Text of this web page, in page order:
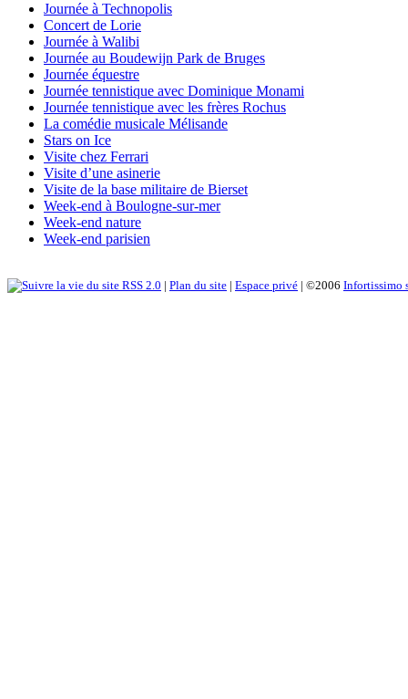
Journée à Technopolis
Concert de Lorie
Journée à Walibi
Journée au Boudewijn Park de Bruges
Journée équestre
Journée tennistique avec Dominique Monami
Journée tennistique avec les frères Rochus
La comédie musicale Mélisande
Stars on Ice
Visite chez Ferrari
Visite d’une asinerie
Visite de la base militaire de Bierset
Week-end à Boulogne-sur-mer
Week-end nature
Week-end parisien
RSS 2.0 | Plan du site | Espace privé | ©2006 Infortissimo